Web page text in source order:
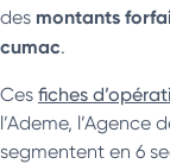
des montants
cumac.
Ces fiches
l’Ademe, l’Agence
segmentent en 6